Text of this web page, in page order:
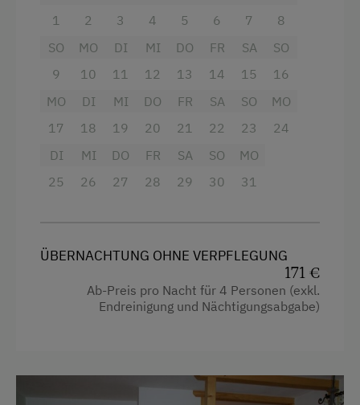
Backofen
Badewanne
Balkon/Terrasse
Fernseher
Mikrowelle
1
2
3
4
5
6
7
8
SO
9
MO
10
DI
11
MI
12
DO
13
FR
14
SA
15
SO
16
MO
17
DI
18
MI
19
DO
20
FR
21
SA
22
SO
23
MO
24
DI
25
MI
26
DO
27
FR
28
SA
29
SO
30
MO
31
ÜBERNACHTUNG OHNE VERPFLEGUNG
171 €
Ab-Preis pro Nacht für 4 Personen (exkl.
Endreinigung und Nächtigungsabgabe)